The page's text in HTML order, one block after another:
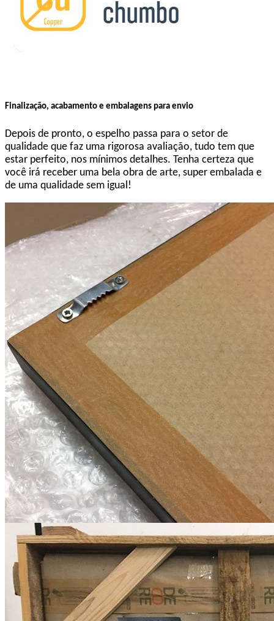
Finalização, acabamento e embalagens para envio
Depois de pronto, o espelho passa para o setor de
qualidade que faz uma rigorosa avaliação, tudo tem que
estar perfeito, nos mínimos detalhes. Tenha certeza que
você irá receber uma bela obra de arte, super embalada e
de uma qualidade sem igual!